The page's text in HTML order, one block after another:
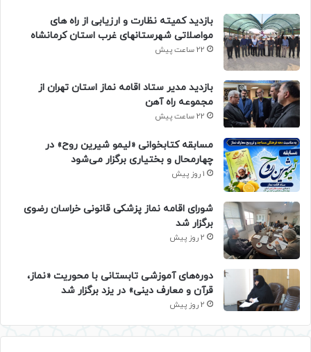
بازدید کمیته نظارت و ارزیابی از راه های
مواصلاتی شهرستانهای غرب استان کرمانشاه
22 ساعت پیش
بازدید مدیر ستاد اقامه نماز استان تهران از
مجموعه راه آهن
22 ساعت پیش
مسابقه کتابخوانی «لیمو شیرین روح» در
چهارمحال و بختیاری برگزار می‌شود
1 روز پیش
شورای اقامه نماز پزشکی قانونی خراسان رضوی
برگزار شد
2 روز پیش
دوره‌های آموزشی تابستانی با محوریت «نماز،
قرآن و معارف دینی» در یزد برگزار شد
2 روز پیش